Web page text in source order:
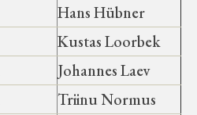
Hans Hübner
Kustas Loorbek
Johannes Laev
Triinu Normus